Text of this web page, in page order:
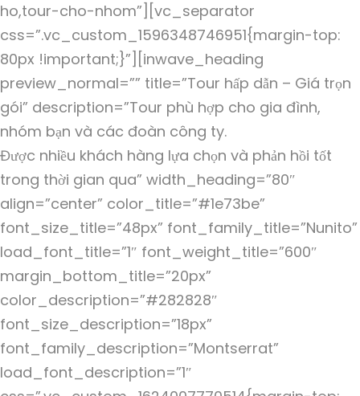
ho,tour-cho-nhom”][vc_separator
css=”.vc_custom_1596348746951{margin-top:
80px !important;}”][inwave_heading
preview_normal=”” title=”Tour hấp dẫn – Giá trọn
gói” description=”Tour phù hợp cho gia đình,
nhóm bạn và các đoàn công ty.
Được nhiều khách hàng lựa chọn và phản hồi tốt
trong thời gian qua” width_heading=”80″
align=”center” color_title=”#1e73be”
font_size_title=”48px” font_family_title=”Nunito”
load_font_title=”1″ font_weight_title=”600″
margin_bottom_title=”20px”
color_description=”#282828″
font_size_description=”18px”
font_family_description=”Montserrat”
load_font_description=”1″